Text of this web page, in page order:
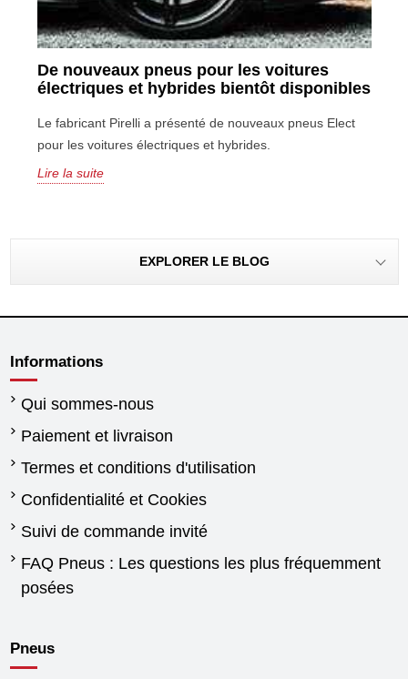
De nouveaux pneus pour les voitures
électriques et hybrides bientôt disponibles
Le fabricant Pirelli a présenté de nouveaux pneus Elect
pour les voitures électriques et hybrides.
Lire la suite
EXPLORER LE BLOG
Informations
Qui sommes-nous
Paiement et livraison
Termes et conditions d'utilisation
Confidentialité et Cookies
Suivi de commande invité
FAQ Pneus : Les questions les plus fréquemment
posées
Pneus